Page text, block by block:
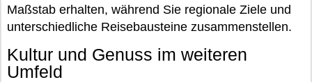
Maßstab erhalten, während Sie regionale Ziele und
unterschiedliche Reisebausteine zusammenstellen.
Kultur und Genuss im weiteren
Umfeld